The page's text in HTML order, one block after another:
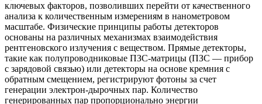
ключевых факторов, позволивших перейти от качественного
анализа к количественным измерениям в нанометровом
масштабе. Физические принципы работы детекторов
основаны на различных механизмах взаимодействия
рентгеновского излучения с веществом. Прямые детекторы,
такие как полупроводниковые ПЗС-матрицы (ПЗС — прибор
с зарядовой связью) или детекторы на основе кремния с
обратным смещением, регистрируют фотоны за счет
генерации электрон-дырочных пар. Количество
генерированных пар пропорционально энергии